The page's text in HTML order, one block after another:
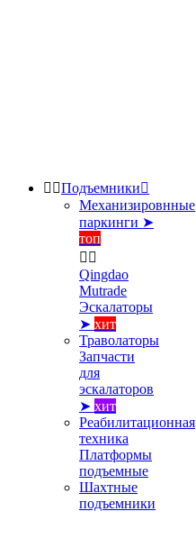
 Подъемники
Механизировнные
паркинги ➤
топ
 
Qingdao
Mutrade
Эскалаторы
➤ хит
Траволаторы
Запчасти
для
эскалаторов
➤ хит
Реабилитационная
техника
Платформы
подъемные
Шахтные
подъемники